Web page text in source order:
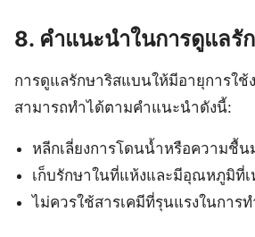
8. คำแนะนำในการดูแลรั
การดูแลรักษาริสแบนให้มีอายุการใ
สามารถทำได้ตามคำแนะนำดังนี้:
หลีกเลี่ยงการโดนน้ำหรือความชื้น
เก็บรักษาในที่แห้งและมีอุณหภูมิที่เ
ไม่ควรใช้สารเคมีที่รุนแรงในการ